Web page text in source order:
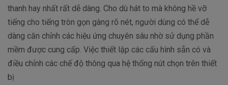
thanh hay nhất rất dễ dàng. Cho dù hát to mà không hề vỡ
tiếng cho tiếng tròn gọn gàng rõ nét, người dùng có thể dễ
dàng căn chỉnh các hiệu ứng chuyên sâu nhờ sử dụng phần
mềm được cung cấp. Việc thiết lập các cấu hình sẵn có và
điều chỉnh các chế độ thông qua hệ thống nút chọn trên thiết
bị